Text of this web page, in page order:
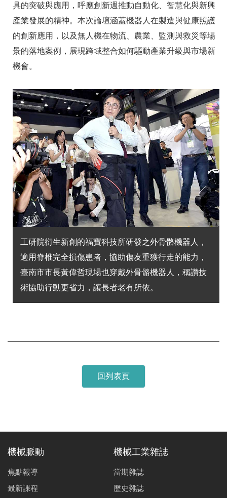
具的突破與應用，呼應創新週推動自動化、智慧化與新興
產業發展的精神。本次論壇涵蓋機器人在製造與健康照護
的創新應用，以及無人機在物流、農業、監測與救災等場
景的落地案例，展現跨域整合如何驅動產業升級與市場新
機會。
工研院衍生新創的福寶科技所研發之外骨骼機器人，
適用脊椎完全損傷患者，協助傷友重獲行走的能力，
臺南市市長黃偉哲現場也穿戴外骨骼機器人，稱讚技
術協助行動更省力，讓長者老有所依。
回列表頁
機械脈動
焦點報導
最新課程
機械工業雜誌
當期雜誌
歷史雜誌